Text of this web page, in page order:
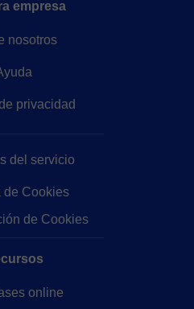
empresa
nosotros
privacidad
del servicio
de Cookies
de Cookies
online